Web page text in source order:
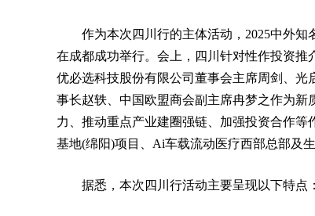
作为本次四川行的主体活动，2025中外
在成都成功举行。会上，四川针对性作投资推
优必选科技股份有限公司董事会主席周剑、
事长赵轶、中国欧盟商会副主席冉梦之作为
力、推动重点产业建圈强链、加强投资合作
基地(绵阳)项目、Ai车载流动医疗西部总部及
据悉，本次四川行活动主要呈现以下特点：